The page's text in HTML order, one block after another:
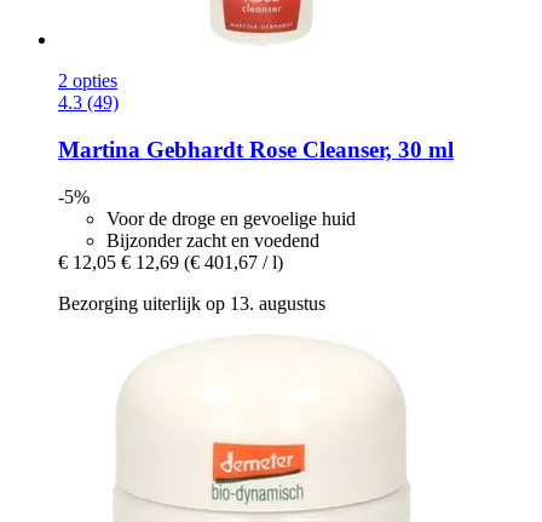
2 opties
4.3 (49)
Martina Gebhardt Rose Cleanser, 30 ml
-5%
Voor de droge en gevoelige huid
Bijzonder zacht en voedend
€ 12,05 € 12,69 (€ 401,67 / l)
Bezorging uiterlijk op 13. augustus